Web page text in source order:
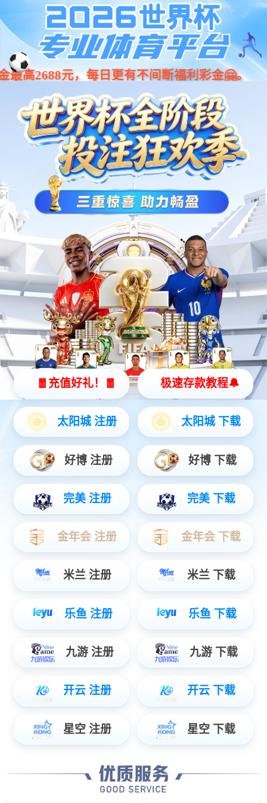
今年会·(jinnianhui)金字招牌诚
信至上-Gold Annual Meeting
股票
代码 001266
？仄
eWave-Ⅱ系列？仄
工程机械 农业机械 环卫机械 港口机械
eWave 100？仄
工业领域
eTelecom系列？仄
工业控制 工业监控